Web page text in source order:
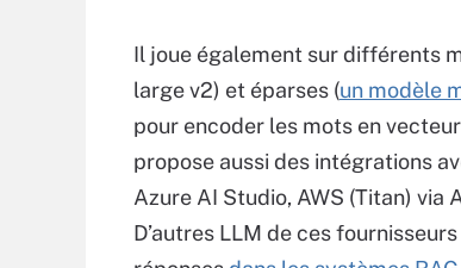
Il joue également sur différents
large v2) et éparses (un modèle
pour encoder les mots en
propose aussi des intégrations
Azure AI Studio, AWS (Titan) via
D’autres LLM de ces